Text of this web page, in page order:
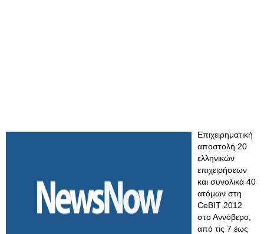
Επιχειρηματική
αποστολή 20
ελληνικών
επιχειρήσεων
και συνολικά 40
ατόμων στη
CeBIT 2012
στο Αννόβερο,
από τις 7 έως